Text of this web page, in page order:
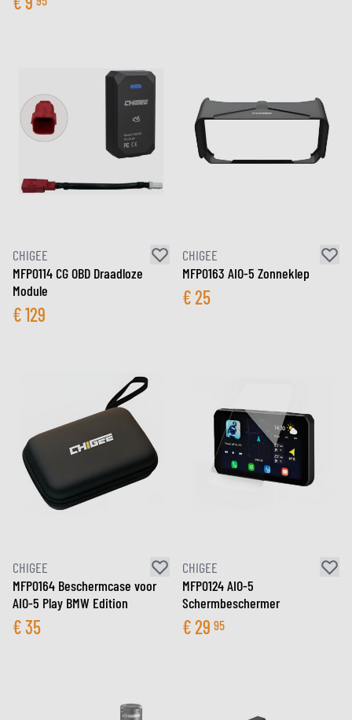
CHIGEE
MFP0114 CG OBD Draadloze
Module
€129
CHIGEE
MFP0163 AIO-5 Zonneklep
€25
CHIGEE
MFP0164 Beschermcase voor
AIO-5 Play BMW Edition
€35
CHIGEE
MFP0124 AIO-5
Schermbeschermer
€29 95